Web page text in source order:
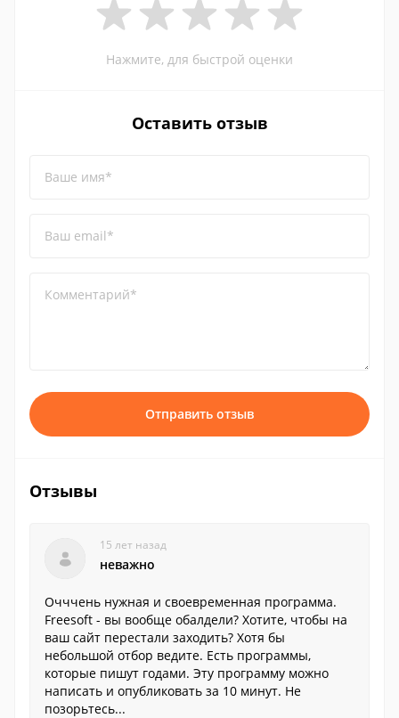
Нажмите, для быстрой оценки
Оставить отзыв
Ваше имя*
Ваш email*
Комментарий*
Отправить отзыв
Отзывы
15 лет назад
неважно
Очччень нужная и своевременная программа.
Freesoft - вы вообще обалдели? Хотите, чтобы на
ваш сайт перестали заходить? Хотя бы
небольшой отбор ведите. Есть программы,
которые пишут годами. Эту программу можно
написать и опубликовать за 10 минут. Не
позорьтесь...